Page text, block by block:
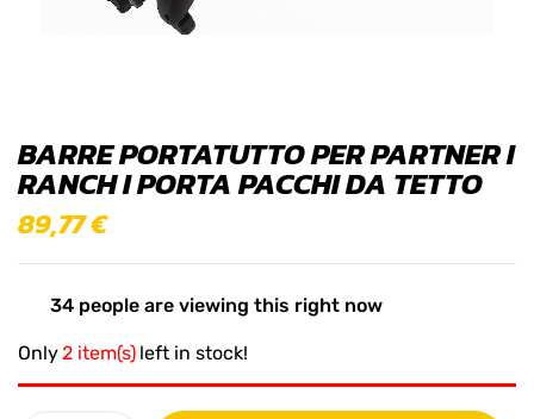
BARRE PORTATUTTO PER PARTNER I
RANCH I PORTA PACCHI DA TETTO
89,77€
34 people are viewing this right now
Only 2 item(s) left in stock!